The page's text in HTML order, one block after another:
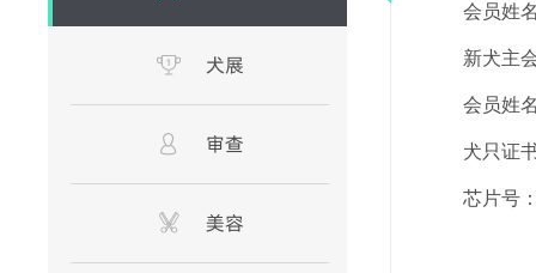
犬展
审查
美容
会员姓
新犬主
会员姓
犬只证
芯片号